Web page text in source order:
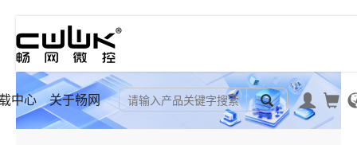
中心 关于畅网